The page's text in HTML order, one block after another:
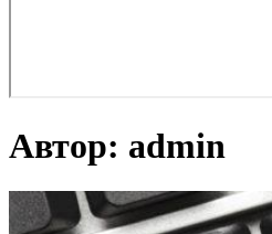
Автор: admin